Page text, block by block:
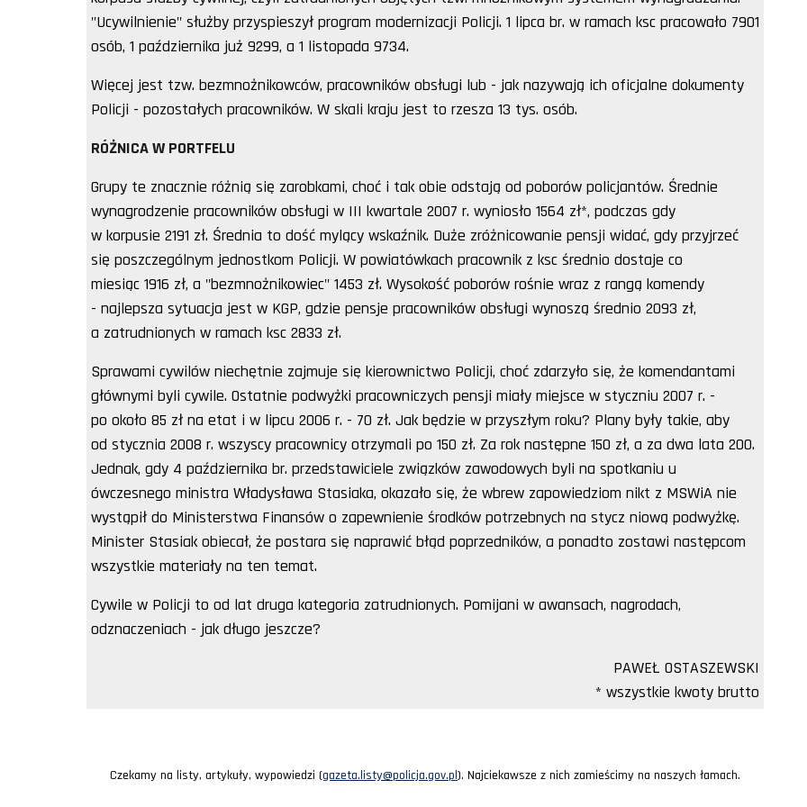
"Ucywilnienie" służby przyspieszył program modernizacji Policji. 1 lipca br. w ramach ksc pracowało 7901
osób, 1 października już 9299, a 1 listopada 9734.
Więcej jest tzw. bezmnożnikowców, pracowników obsługi lub - jak nazywają ich oficjalne dokumenty
Policji - pozostałych pracowników. W skali kraju jest to rzesza 13 tys. osób.
RÓŻNICA W PORTFELU
Grupy te znacznie różnią się zarobkami, choć i tak obie odstają od poborów policjantów. Średnie
wynagrodzenie pracowników obsługi w III kwartale 2007 r. wyniosło 1564 zł*, podczas gdy
w korpusie 2191 zł. Średnia to dość mylący wskaźnik. Duże zróżnicowanie pensji widać, gdy przyjrzeć
się poszczególnym jednostkom Policji. W powiatówkach pracownik z ksc średnio dostaje co
miesiąc 1916 zł, a "bezmnożnikowiec" 1453 zł. Wysokość poborów rośnie wraz z rangą komendy
- najlepsza sytuacja jest w KGP, gdzie pensje pracowników obsługi wynoszą średnio 2093 zł,
a zatrudnionych w ramach ksc 2833 zł.
Sprawami cywilów niechętnie zajmuje się kierownictwo Policji, choć zdarzyło się, że komendantami
głównymi byli cywile. Ostatnie podwyżki pracowniczych pensji miały miejsce w styczniu 2007 r. -
po około 85 zł na etat i w lipcu 2006 r. - 70 zł. Jak będzie w przyszłym roku? Plany były takie, aby
od stycznia 2008 r. wszyscy pracownicy otrzymali po 150 zł. Za rok następne 150 zł, a za dwa lata 200.
Jednak, gdy 4 października br. przedstawiciele związków zawodowych byli na spotkaniu u
ówczesnego ministra Władysława Stasiaka, okazało się, że wbrew zapowiedziom nikt z MSWiA nie
wystąpił do Ministerstwa Finansów o zapewnienie środków potrzebnych na stycz niową podwyżkę.
Minister Stasiak obiecał, że postara się naprawić błąd poprzedników, a ponadto zostawi następcom
wszystkie materiały na ten temat.
Cywile w Policji to od lat druga kategoria zatrudnionych. Pomijani w awansach, nagrodach,
odznaczeniach - jak długo jeszcze?
PAWEŁ OSTASZEWSKI
* wszystkie kwoty brutto
Czekamy na listy, artykuły, wypowiedzi (gazeta.listy@policja.gov.pl). Najciekawsze z nich zamieścimy na naszych łamach.